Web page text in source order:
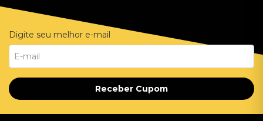
Digite seu melhor e-mail
Receber Cupom